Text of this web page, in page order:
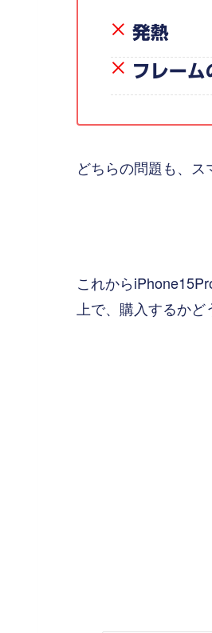
発熱
フレーム
どちらの問題も、
これから
上で、購入するか